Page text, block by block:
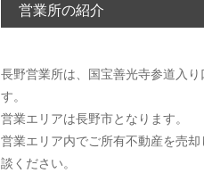
営業所の紹介
長野営業所は、国宝善光寺参道入
す。
営業エリアは長野市となります。
営業エリア内でご所有不動産を売
談ください。